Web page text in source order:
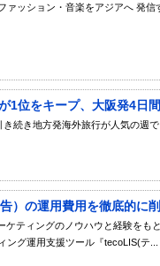
ァッション・音楽をアジアへ 発
1位をキープ、大阪発4日
続き地方発海外旅行が人気の週で
）の運用費用を徹底的
ティングのノウハウと経験をも
グ運用支援ツール『tecoLIS(テ...